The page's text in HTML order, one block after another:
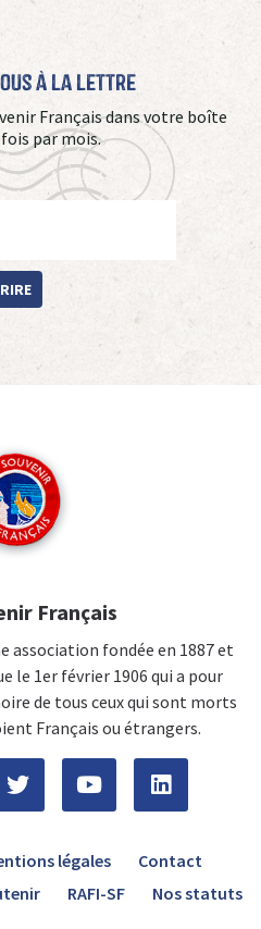
à La Lettre
Français dans votre boîte
par mois.
Français
association fondée en 1887 et
le 1er février 1906 qui a pour
de tous ceux qui sont morts
Français ou étrangers.
légales
Contact
RAFI-SF Nos statuts